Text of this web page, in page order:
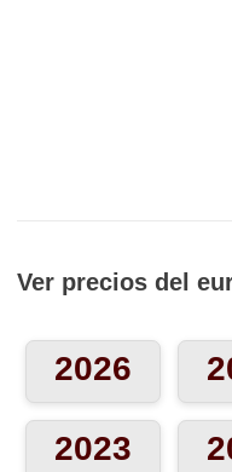
Ver precios del
2026
2023